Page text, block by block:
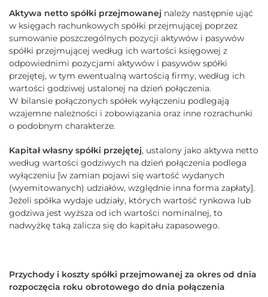
Aktywa netto spółki przejmowanej należy następnie ująć
w księgach rachunkowych spółki przejmującej poprzez
sumowanie poszczególnych pozycji aktywów i pasywów
spółki przejmującej według ich wartości księgowej z
odpowiednimi pozycjami aktywów i pasywów spółki
przejętej, w tym ewentualną wartością firmy, według ich
wartości godziwej ustalonej na dzień połączenia.
W bilansie połączonych spółek wyłączeniu podlegają
wzajemne należności i zobowiązania oraz inne rozrachunki
o podobnym charakterze.
Kapitał własny spółki przejętej, ustalony jako aktywa netto
według wartości godziwych na dzień połączenia podlega
wyłączeniu [w zamian pojawi się wartość wydanych
(wyemitowanych) udziałów, względnie inna forma zapłaty].
Jeżeli spółka wydaje udziały, których wartość rynkowa lub
godziwa jest wyższa od ich wartości nominalnej, to
nadwyżkę taką zalicza się do kapitału zapasowego.
Przychody i koszty spółki przejmowanej za okres od dnia
rozpoczęcia roku obrotowego do dnia połączenia